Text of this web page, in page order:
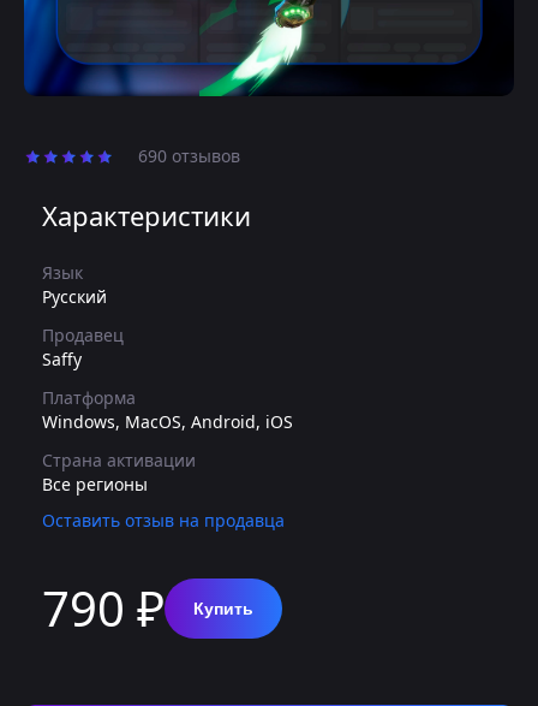
690 отзывов
Характеристики
Язык
Русский
Продавец
Saffy
Платформа
Windows, MacOS, Android, iOS
Страна активации
Все регионы
Оставить отзыв на продавца
790 ₽ Купить